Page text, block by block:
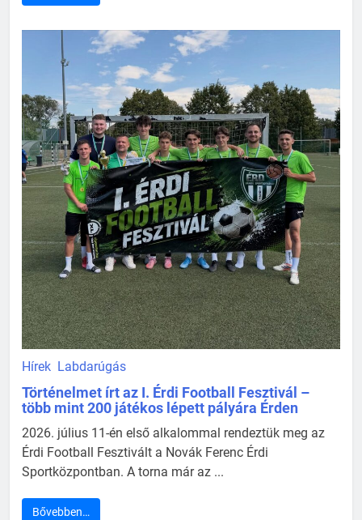
Hírek Labdarúgás
Történelmet írt az I. Érdi Football Fesztivál –
több mint 200 játékos lépett pályára Érden
2026. július 11-én első alkalommal rendeztük meg az
Érdi Football Fesztivált a Novák Ferenc Érdi
Sportközpontban. A torna már az ...
Bővebben…